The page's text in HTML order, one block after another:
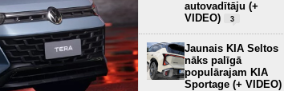
autovadītāju (+
VIDEO)
3
Jaunais KIA Seltos
nāks palīgā
populārajam KIA
Sportage (+ VIDEO)